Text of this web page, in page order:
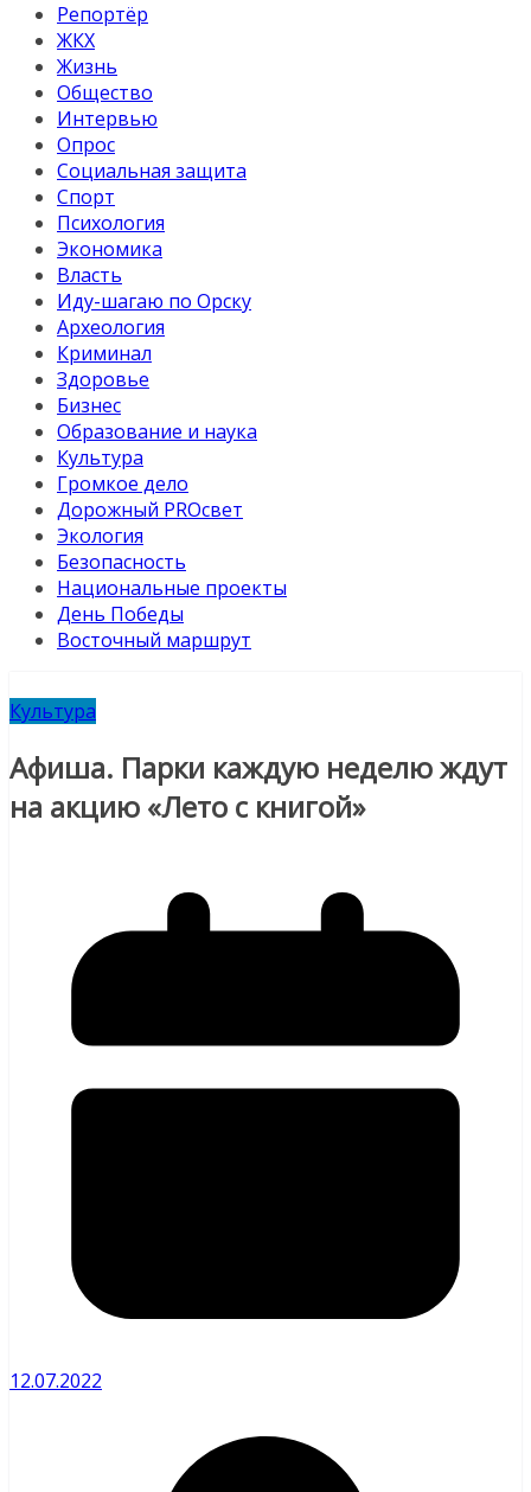
Репортёр
ЖКХ
Жизнь
Общество
Интервью
Опрос
Социальная защита
Спорт
Психология
Экономика
Власть
Иду-шагаю по Орску
Археология
Криминал
Здоровье
Бизнес
Образование и наука
Культура
Громкое дело
Дорожный PROсвет
Экология
Безопасность
Национальные проекты
День Победы
Восточный маршрут
Культура
Афиша. Парки каждую неделю ждут
на акцию «Лето с книгой»
12.07.2022